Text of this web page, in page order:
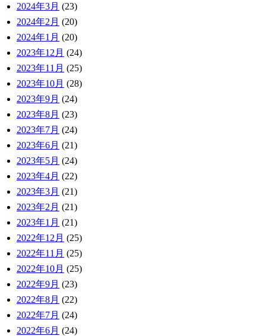
2024年3月 (23)
2024年2月 (20)
2024年1月 (20)
2023年12月 (24)
2023年11月 (25)
2023年10月 (28)
2023年9月 (24)
2023年8月 (23)
2023年7月 (24)
2023年6月 (21)
2023年5月 (24)
2023年4月 (22)
2023年3月 (21)
2023年2月 (21)
2023年1月 (21)
2022年12月 (25)
2022年11月 (25)
2022年10月 (25)
2022年9月 (23)
2022年8月 (22)
2022年7月 (24)
2022年6月 (24)